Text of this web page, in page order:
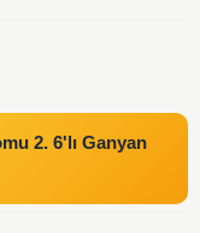
2. 6'lı Ganyan